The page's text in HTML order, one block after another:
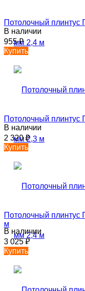
Потолочный плинтус
В наличии
955₽
Купить
Потолочный плинтус
В наличии
2 320₽
Купить
Потолочный плинтус
м
В наличии
3 025₽
Купить